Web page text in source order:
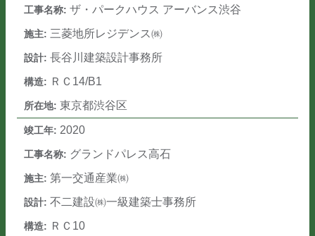
ザ・パークハウス アーバンス渋谷
三菱地所レジデンス㈱
長谷川建築設計事務所
ＲＣ14/B1
東京都渋谷区
2020
グランドパレス高石
第一交通産業㈱
不二建設㈱一級建築士事務所
ＲＣ10